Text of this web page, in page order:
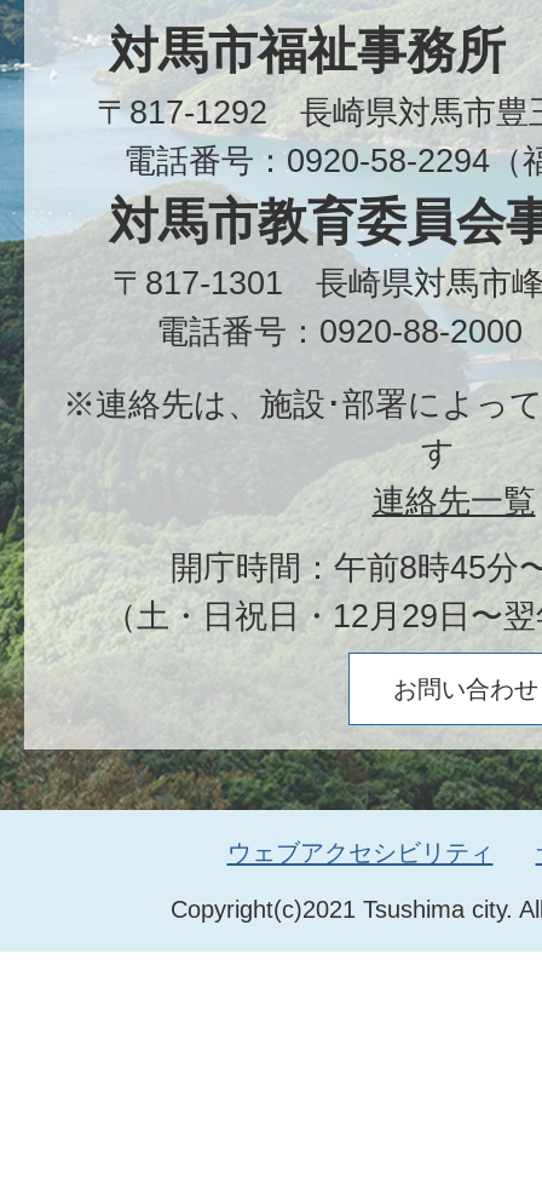
対馬市福祉事務所
〒817-1292 長崎県対馬市
電話番号：0920-58-2294（
対馬市教育委員会
〒817-1301 長崎県対馬市
電話番号：0920-88-2000
※連絡先は、施設･部署によっ
す
連絡先一覧
開庁時間：午前8時45分
（土・日祝日・12月29日〜
お問い合わせ
Copyright(c)2021 Tsushima city.
ウェブアクセシビリティ